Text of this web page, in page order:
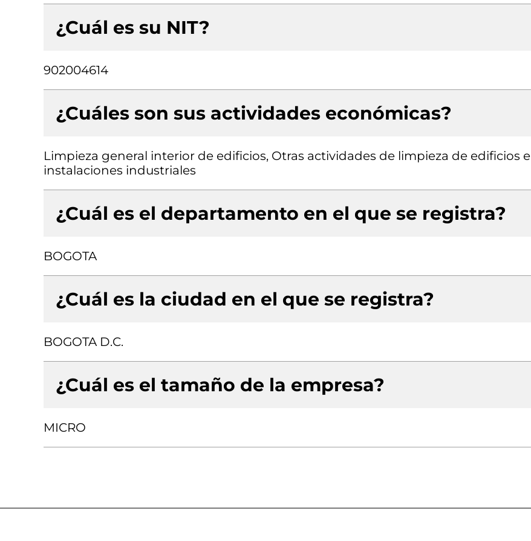
¿Cuál es su NIT?
902004614
¿Cuáles son sus actividades económicas?
Limpieza general interior de edificios, Otras actividades de limpieza de edificios e
instalaciones industriales
¿Cuál es el departamento en el que se registra?
BOGOTA
¿Cuál es la ciudad en el que se registra?
BOGOTA D.C.
¿Cuál es el tamaño de la empresa?
MICRO